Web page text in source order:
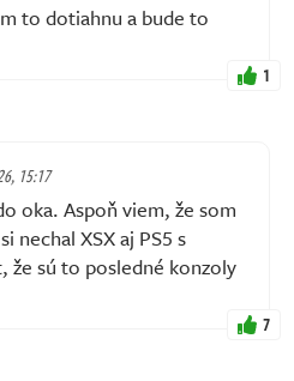
to dotiahnu a bude to
1
15:17
oka. Aspoň viem, že som
nechal XSX aj PS5 s
že sú to posledné konzoly
7